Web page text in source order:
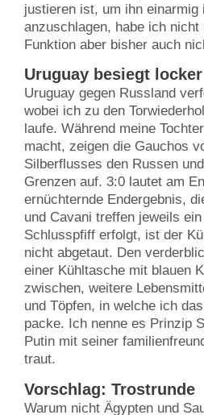
justieren ist, um ihn einarmig
anzuschlagen, habe ich
Funktion aber bisher auch
Uruguay besiegt
Uruguay gegen Russland
wobei ich zu den
laufe. Während meine
macht, zeigen die Gauchos
Silberflusses den Russen
Grenzen auf. 3:0 lautet am
ernüchternde Endergebnis,
und Cavani treffen jeweils
Schlusspfiff erfolgt, ist der
nicht abgetaut. Den
einer Kühltasche mit blauen
zwischen, weitere
und Töpfen, in welche ich
packe. Ich nenne es Prinzip
Putin mit seiner
traut.
Vorschlag: Trostrunde
Warum nicht Ägypten und